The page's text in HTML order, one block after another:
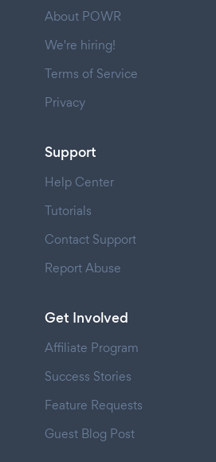
About POWR
We're hiring!
Terms of Service
Privacy
Support
Help Center
Tutorials
Contact Support
Report Abuse
Get Involved
Affiliate Program
Success Stories
Feature Requests
Guest Blog Post